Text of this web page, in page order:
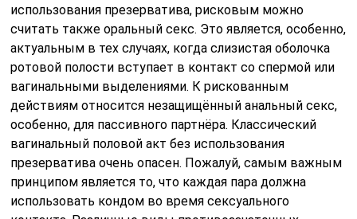
использования презерватива, рисковым можно
считать также оральный секс. Это является, особенно,
актуальным в тех случаях, когда слизистая оболочка
ротовой полости вступает в контакт со спермой или
вагинальными выделениями. К рискованным
действиям относится незащищённый анальный секс,
особенно, для пассивного партнёра. Классический
вагинальный половой акт без использования
презерватива очень опасен. Пожалуй, самым важным
принципом является то, что каждая пара должна
использовать кондом во время сексуального